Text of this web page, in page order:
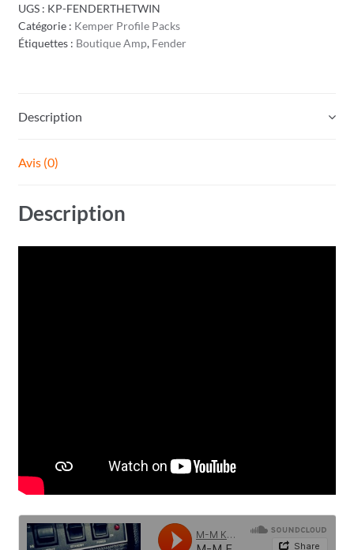
Twin
Profile
Pack
UGS : KP-FENDERTHETWIN
Catégorie : Kemper Profile Packs
Étiquettes : Boutique Amp, Fender
Description
Avis (0)
Description